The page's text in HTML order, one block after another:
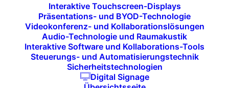
Interaktive Touchscreen-Displays
Präsentations- und BYOD-Technologie
Videokonferenz- und Kollaborationslösungen
Audio-Technologie und Raumakustik
Interaktive Software und Kollaborations-Tools
Steuerungs- und Automatisierungstechnik
Sicherheitstechnologien
Digital Signage
Unsere Lösungen sind mit Funktionen wie
Gruppen-Chats, Content Sharing und
Whiteboarding ausgestattet, die Ihnen
erlauben, Ideen und Dokumente in Echtzeit
auszutauschen und gemeinsam zu